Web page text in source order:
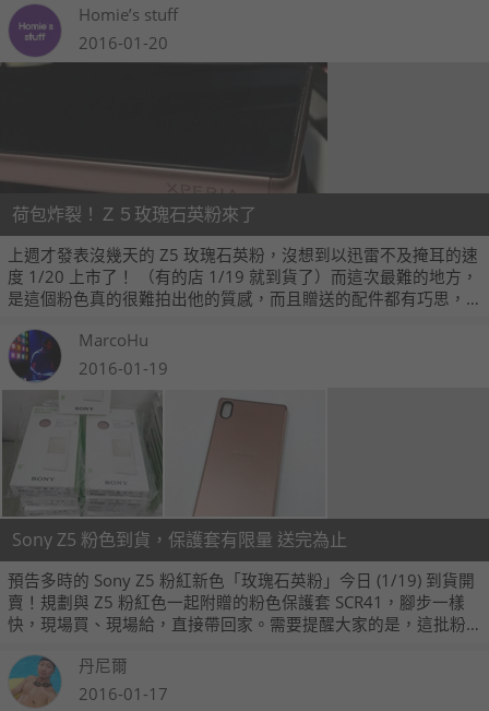
Homie’s stuff
2016-01-20
荷包炸裂！Ｚ５玫瑰石英粉來了
上週才發表沒幾天的 Z5 玫瑰石英粉，沒想到以迅雷不及掩耳的速
度 1/20 上市了！ （有的店 1/19 就到貨了）而這次最難的地方，
是這個粉色真的很難拍出他的質感，而且贈送的配件都有巧思，
MarcoHu
2016-01-19
Sony Z5 粉色到貨，保護套有限量 送完為止
預告多時的 Sony Z5 粉紅新色「玫瑰石英粉」今日 (1/19) 到貨開
賣！規劃與 Z5 粉紅色一起附贈的粉色保護套 SCR41，腳步一樣
快，現場買、現場給，直接帶回家。需要提醒大家的是，這批粉
丹尼爾
2016-01-17